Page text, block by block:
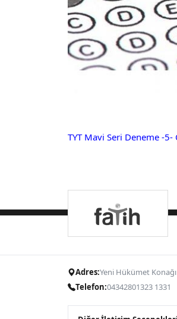
TYT Mavi Seri Deneme -5-
Adres:Yeni Hükümet
Telefon:04342801323 1331